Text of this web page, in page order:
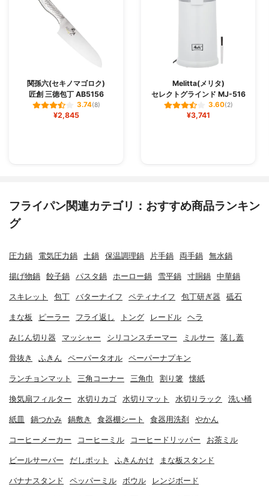
関孫六(セキノマゴロク)
匠創 三徳包丁 AB5156
3.74(8)
¥2,845
Melitta(メリタ)
セレクトグラインド MJ-516
3.60(2)
¥3,741
フライパン関連カテゴリ：おすすめ商品ランキン
グ
圧力鍋 電気圧力鍋 土鍋 保温調理鍋 片手鍋 両手鍋 無水鍋
揚げ物鍋 餃子鍋 パスタ鍋 ホーロー鍋 雪平鍋 寸胴鍋 中華鍋
スキレット 包丁 バターナイフ ペティナイフ 包丁研ぎ器 砥石
まな板 ピーラー フライ返し トング レードル ヘラ
みじん切り器 マッシャー シリコンスチーマー ミルサー 落し蓋
骨抜き ふきん ペーパータオル ペーパーナプキン
ランチョンマット 三角コーナー 三角巾 割り箸 懐紙
換気扇フィルター 水切りカゴ 水切りマット 水切りラック 洗い桶
紙皿 鍋つかみ 鍋敷き 食器棚シート 食器用洗剤 やかん
コーヒーメーカー コーヒーミル コーヒードリッパー お茶ミル
ビールサーバー だしポット ふきんかけ まな板スタンド
バナナスタンド ペッパーミル ボウル レンジボード